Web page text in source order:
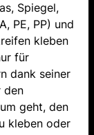
Spiegel,
PE, PP) und
kleben
für
dank seiner
den
geht, den
kleben oder